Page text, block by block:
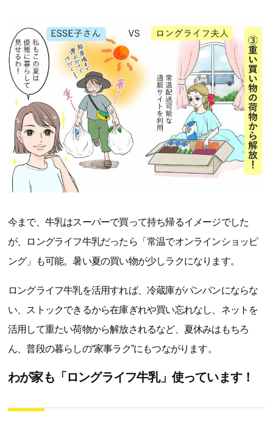
今まで、牛乳はスーパーで買って持ち帰るイメージでした
が、ロングライフ牛乳だったら「常温でオンラインショッピ
ング」も可能。暑い夏の買い物が少しラクになります。
ロングライフ牛乳を活用すれば、冷蔵庫がパンパンにならな
い、ストックできるから在庫ぎれや買い忘れなし、ネットを
活用して重たい荷物から解放されるなど、夏休みはもちろ
ん、普段の暮らしの“家事ラク”にもつながります。
わが家も「ロングライフ牛乳」使っています！